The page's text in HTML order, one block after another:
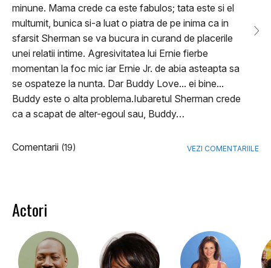
minune. Mama crede ca este fabulos; tata este si el
multumit, bunica si-a luat o piatra de pe inima ca in
sfarsit Sherman se va bucura in curand de placerile
unei relatii intime. Agresivitatea lui Ernie fierbe
momentan la foc mic iar Ernie Jr. de abia asteapta sa
se ospateze la nunta. Dar Buddy Love... ei bine...
Buddy este o alta problema.Iubaretul Sherman crede
ca a scapat de alter-egoul sau, Buddy…
Comentarii (19) VEZI COMENTARIILE
Actori